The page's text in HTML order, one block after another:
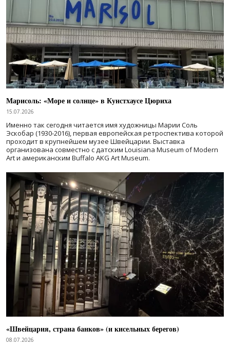
Марисоль: «Море и солнце» в Кунстхаусе Цюриха
15.07.2026
Именно так сегодня читается имя художницы Марии Соль
Эскобар (1930-2016), первая европейская ретроспектива которой
проходит в крупнейшем музее Швейцарии. Выставка
организована совместно с датским Louisiana Museum of Modern
Art и американским Buffalo AKG Art Museum.
«Швейцария, страна банков» (и кисельных берегов)
08.07.2026